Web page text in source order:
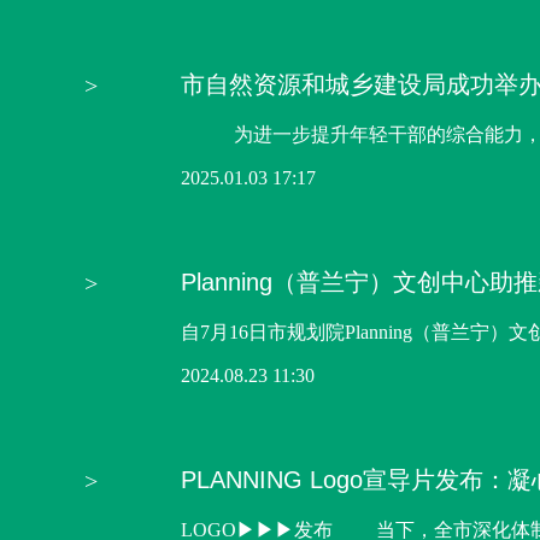
市自然资源和城乡建设局成功举
为进一步提升年轻干部的综合能力，
2025.01.03 17:17
Planning（普兰宁）文创中心助
自7月16日市规划院Planning（普兰宁
2024.08.23 11:30
PLANNING Logo宣导片发布：
LOGO▶▶▶发布 当下，全市深化体制改